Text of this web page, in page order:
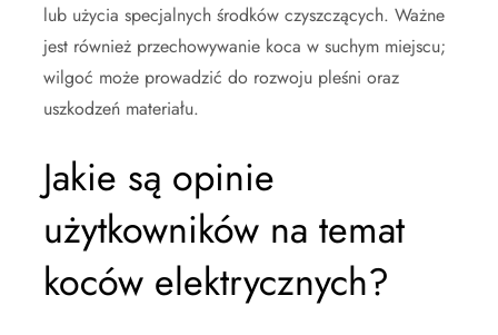
lub użycia specjalnych środków czyszczących. Ważne
jest również przechowywanie koca w suchym miejscu;
wilgoć może prowadzić do rozwoju pleśni oraz
uszkodzeń materiału.
Jakie są opinie
użytkowników na temat
koców elektrycznych?